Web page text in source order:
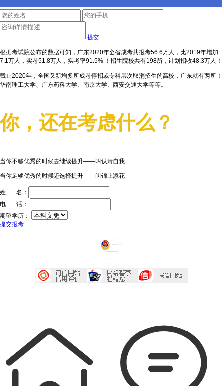
提交
根据考试院公布的数据可知，广东2020年全省成考共报考56.6万人，比2019年增加
7.1万人，实考51.8万人，实考率91.5% ！招生院校共有198所，计划招收48.3万人！
截止2020年，全国又新增多所成考停招或专科层次取消招生的高校，广东就有两所！
华南理工大学、广东药科大学、南京大学、西安交通大学等等。
你，还在考虑什么？
当你不够优秀的时候去继续提升——叫认清自我
当你足够优秀的时候还选择提升——叫锦上添花
姓 名：
电 话：
期望学历：
提交报考